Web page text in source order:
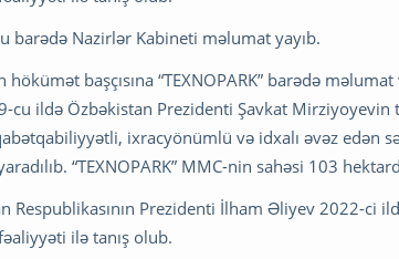
barədə Nazirlər Kabineti məlumat yayıb.
başçısına “TEXNOPARK” barədə
cu ildə Özbəkistan Prezidenti Şavkat Mirziyoyevin
ixracyönümlü və idxalı əvəz edən
“TEXNOPARK” MMC-nin sahəsi 103
Respublikasının Prezidenti İlham Əliyev 2022-ci
ilə tanış olub.